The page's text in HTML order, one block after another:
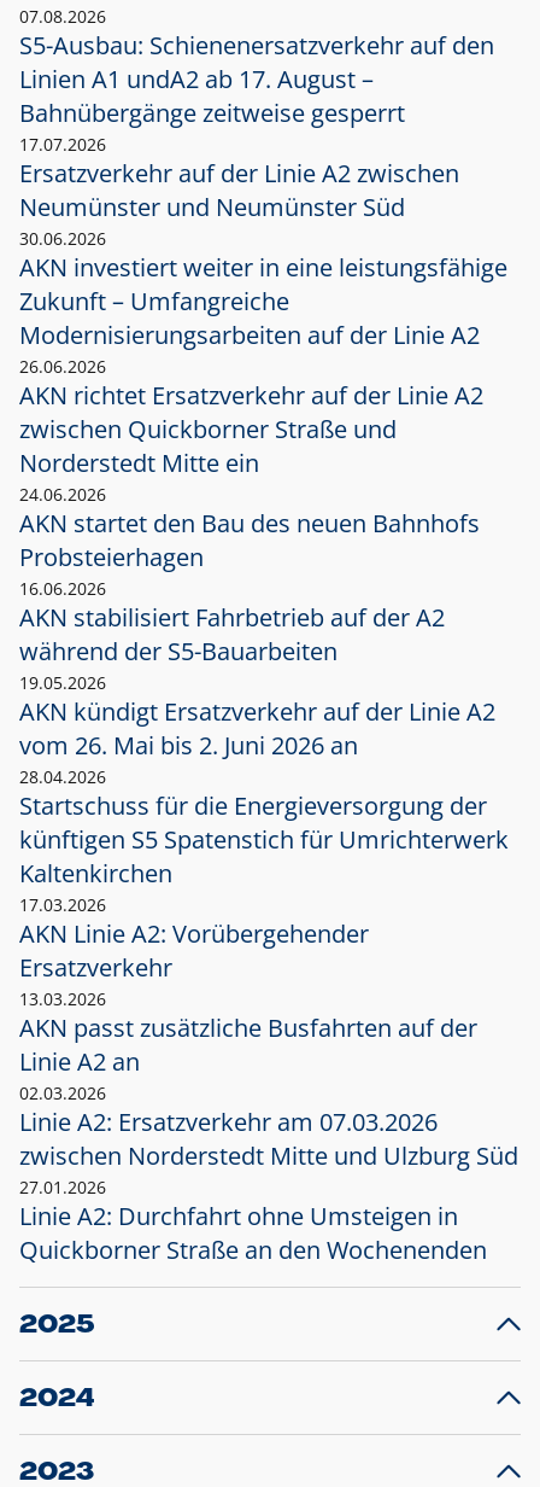
07.08.2026
S5-Ausbau: Schienenersatzverkehr auf den
Linien A1 undA2 ab 17. August –
Bahnübergänge zeitweise gesperrt
17.07.2026
Ersatzverkehr auf der Linie A2 zwischen
Neumünster und Neumünster Süd
30.06.2026
AKN investiert weiter in eine leistungsfähige
Zukunft – Umfangreiche
Modernisierungsarbeiten auf der Linie A2
26.06.2026
AKN richtet Ersatzverkehr auf der Linie A2
zwischen Quickborner Straße und
Norderstedt Mitte ein
24.06.2026
AKN startet den Bau des neuen Bahnhofs
Probsteierhagen
16.06.2026
AKN stabilisiert Fahrbetrieb auf der A2
während der S5-Bauarbeiten
19.05.2026
AKN kündigt Ersatzverkehr auf der Linie A2
vom 26. Mai bis 2. Juni 2026 an
28.04.2026
Startschuss für die Energieversorgung der
künftigen S5 Spatenstich für Umrichterwerk
Kaltenkirchen
17.03.2026
AKN Linie A2: Vorübergehender
Ersatzverkehr
13.03.2026
AKN passt zusätzliche Busfahrten auf der
Linie A2 an
02.03.2026
Linie A2: Ersatzverkehr am 07.03.2026
zwischen Norderstedt Mitte und Ulzburg Süd
27.01.2026
Linie A2: Durchfahrt ohne Umsteigen in
Quickborner Straße an den Wochenenden
2025
23.12.2025
Projekt S5: Start der Bauarbeiten am
2024
10.12.2024
Großprojekt S5: Sperrung der Bahnstraße in
2023